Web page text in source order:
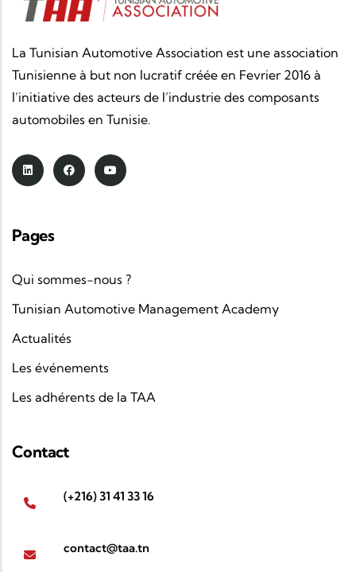
La Tunisian Automotive Association est une association
Tunisienne à but non lucratif créée en Fevrier 2016 à
l’initiative des acteurs de l’industrie des composants
automobiles en Tunisie.
Pages
Qui sommes-nous ?
Tunisian Automotive Management Academy
Actualités
Les événements
Les adhérents de la TAA
Contact
(+216) 31 41 33 16
contact@taa.tn